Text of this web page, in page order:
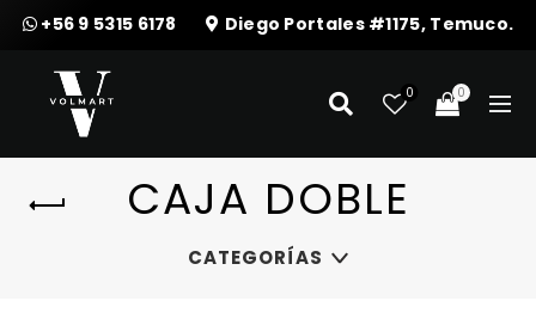
+56 9 5315 6178 Diego Portales #1175, Temuco.
0 0
CAJA DOBLE
CATEGORÍAS